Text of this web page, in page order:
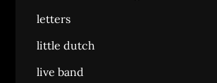
letters
little dutch
live band